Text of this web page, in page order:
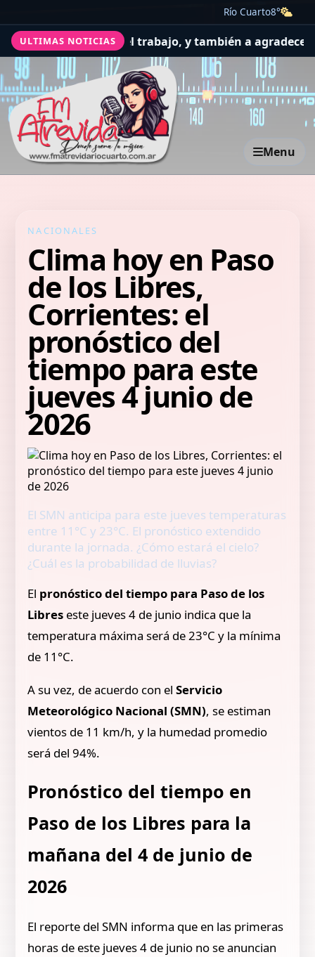
Río Cuarto8°
ULTIMAS NOTICIAS
la salud y el trabajo, y también a agradecer El
Menu
NACIONALES
Clima hoy en Paso
de los Libres,
Corrientes: el
pronóstico del
tiempo para este
jueves 4 junio de
2026
El SMN anticipa para este jueves temperaturas
entre 11°C y 23°C. El pronóstico extendido
durante la jornada. ¿Cómo estará el cielo?
¿Cuál es la probabilidad de lluvias?
El pronóstico del tiempo para Paso de los
Libres este jueves 4 de junio indica que la
temperatura máxima será de 23°C y la mínima
de 11°C.
A su vez, de acuerdo con elServicio
Meteorológico Nacional (SMN), se estiman
vientos de 11 km/h, y la humedad promedio
será del 94%.
Pronóstico del tiempo en
Paso de los Libres para la
mañana del 4 de junio de
2026
El reporte del SMN informa que en las primeras
horas de este jueves 4 de junio no se anuncian